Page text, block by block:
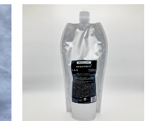
と話題の成分「CLO2」を採用。口臭の
原因物質（硫化水素、メチルメルカプタ
ン、ジメチルサルファイド）に対し、酸化
分解機能をもっているため、高い洗浄
作用があります。また、ジェル形状のた
め、口臭の一因である乾燥から長時間
お口を守ります。